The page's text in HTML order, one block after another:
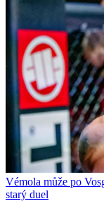
Vémola může po
starý duel